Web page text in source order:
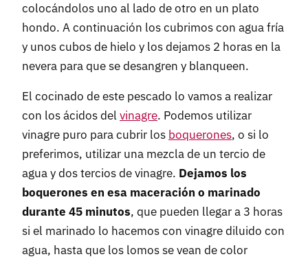
colocándolos uno al lado de otro en un plato
hondo. A continuación los cubrimos con agua fría
y unos cubos de hielo y los dejamos 2 horas en la
nevera para que se desangren y blanqueen.
El cocinado de este pescado lo vamos a realizar
con los ácidos del vinagre. Podemos utilizar
vinagre puro para cubrir los boquerones, o si lo
preferimos, utilizar una mezcla de un tercio de
agua y dos tercios de vinagre. Dejamos los
boquerones en esa maceración o marinado
durante 45 minutos, que pueden llegar a 3 horas
si el marinado lo hacemos con vinagre diluido con
agua, hasta que los lomos se vean de color